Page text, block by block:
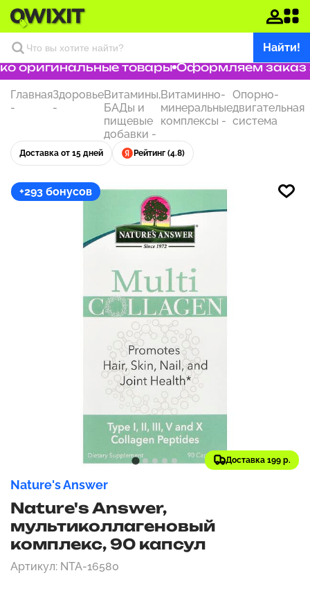
Найти!
оригинальные товары Оформляем заказ
Главная
-
Здоровье
-
Витамины,
БАДы и
пищевые
добавки -
Витаминно-
минеральные
комплексы -
Опорно-
двигательная
система
Доставка от 15 дней Рейтинг (4.8)
+293 бонусов
Доставка 199 р.
Nature's Answer
Nature's Answer,
мультиколлагеновый
комплекс, 90 капсул
Артикул: NTA-16580